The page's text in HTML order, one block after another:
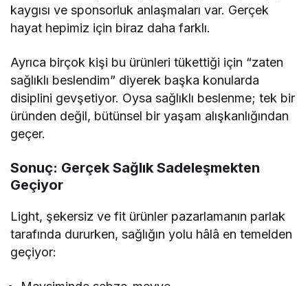
kaygısı ve sponsorluk anlaşmaları var. Gerçek
hayat hepimiz için biraz daha farklı.
Ayrıca birçok kişi bu ürünleri tükettiği için “zaten
sağlıklı beslendim” diyerek başka konularda
disiplini gevşetiyor. Oysa sağlıklı beslenme; tek bir
üründen değil, bütünsel bir yaşam alışkanlığından
geçer.
Sonuç: Gerçek Sağlık Sadeleşmekten
Geçiyor
Light, şekersiz ve fit ürünler pazarlamanın parlak
tarafında dururken, sağlığın yolu hâlâ en temelden
geçiyor: